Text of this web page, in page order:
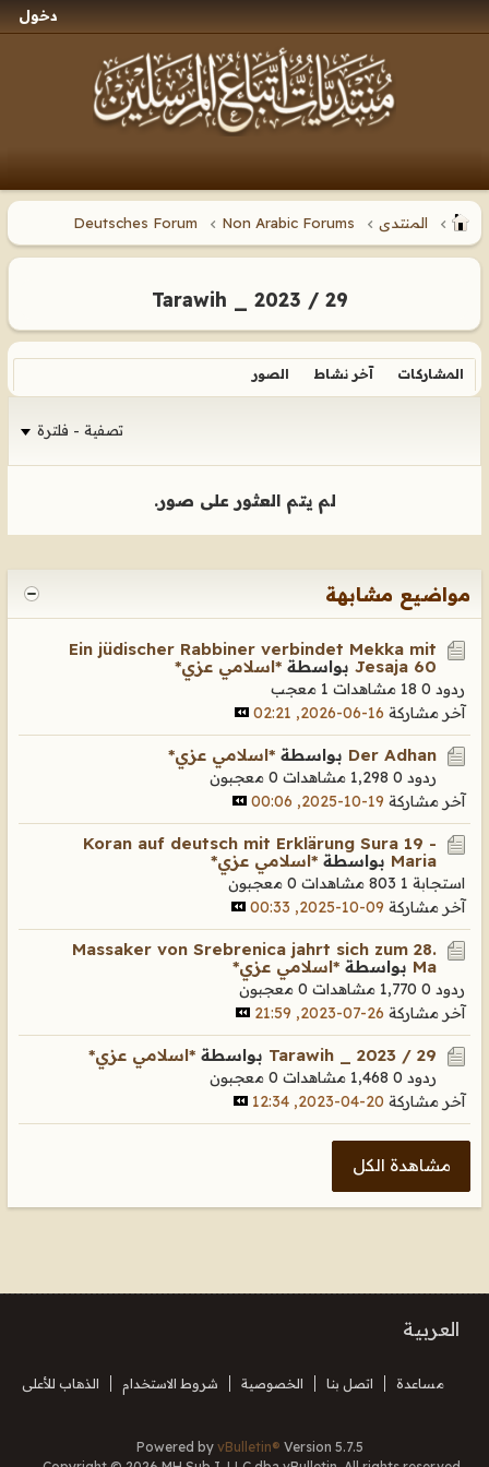
دخول
المنتدى Non Arabic Forums
Deutsches Forum
Tarawih _ 2023 / 29
المشاركات آخر نشاط الصور
تصفية - فلترة
لم يتم العثور على صور.
مواضيع مشابهة
Ein jüdischer Rabbiner verbindet Mekka mit
Jesaja 60 بواسطة *اسلامي عزي*
ردود 0 18 مشاهدات
1 معجب
آخر مشاركة 16-06-2026, 02:21
Der Adhan بواسطة *اسلامي عزي*
ردود 0 1,298 مشاهدات
0 معجبون
آخر مشاركة 19-10-2025, 00:06
Koran auf deutsch mit Erklärung Sura 19 -
Maria بواسطة *اسلامي عزي*
استجابة 1 803 مشاهدات
0 معجبون
آخر مشاركة 09-10-2025, 00:33
Massaker von Srebrenica jahrt sich zum 28.
Ma بواسطة *اسلامي عزي*
ردود 0 1,770 مشاهدات
0 معجبون
آخر مشاركة 26-07-2023, 21:59
Tarawih _ 2023 / 29 بواسطة *اسلامي عزي*
ردود 0 1,468 مشاهدات
0 معجبون
آخر مشاركة 20-04-2023, 12:34
مشاهدة الكل
العربية
مساعدة اتصل بنا الخصوصية شروط الاستخدام الذهاب للأعلى
Powered by vBulletin® Version 5.7.5